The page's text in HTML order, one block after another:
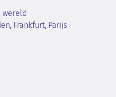
wereld
Frankfurt, Parijs